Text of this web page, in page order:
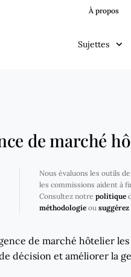
À propos
Sujettes
de marché
Nous évaluons les outils
les commissions aident à
Consultez notre politique
méthodologieou
de marché hôtelier
décision et améliorer la